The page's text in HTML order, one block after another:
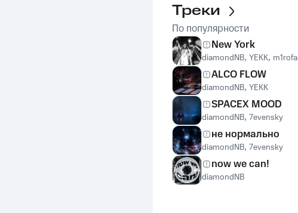
Треки
По популярности
New York
diamondNB, YEKK, m1rofa
ALCO FLOW
diamondNB, YEKK
SPACEX MOOD
diamondNB, 7evensky
не нормально
diamondNB, 7evensky
now we can!
diamondNB